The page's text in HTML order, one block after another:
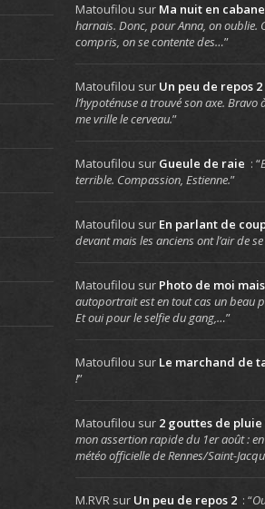
Matoufilou sur Ma nuit en cabane
harnais. Donc, pour Anna, on oublie.
compris, on se contente des…”
Matoufilou sur Un peu de repos 2
l’hypoténuse a trouvé son axe. Bravo
me vrille le cerveau.”
Matoufilou sur Gueule de raie : “
terrible. Compassion, Estienne.”
Matoufilou sur En parlant de
devant mais les anciens ont l’air de
Matoufilou sur Photo de moi
autoportrait est en tout cas un beau
Et oui pour le selfie du gang,…”
Matoufilou sur Le marchand de
!”
Matoufilou sur 2 gouttes de pluie
mon assertion rapide du 1er août :
météo officielle de Rennes/Saint-
M.RVRsur Un peu de repos 2 : “